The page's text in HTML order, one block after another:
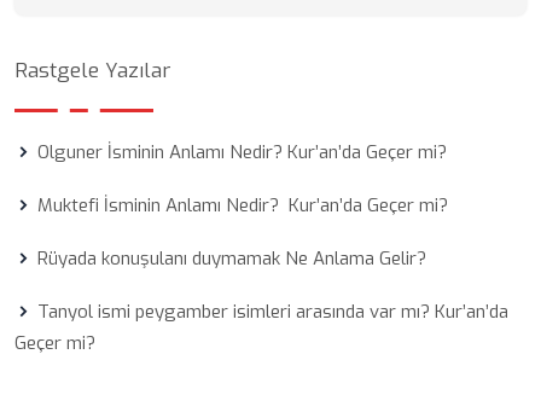
Rastgele Yazılar
Olguner İsminin Anlamı Nedir? Kur’an’da Geçer mi?
Muktefi İsminin Anlamı Nedir? Kur’an’da Geçer mi?
Rüyada konuşulanı duymamak Ne Anlama Gelir?
Tanyol ismi peygamber isimleri arasında var mı? Kur’an’da
Geçer mi?